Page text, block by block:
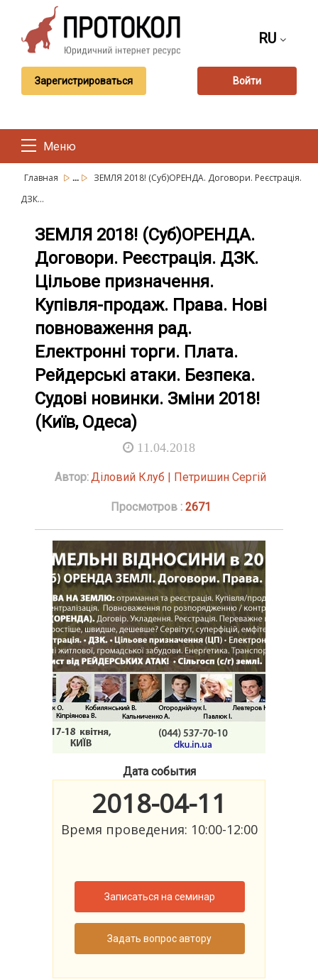
RU
Зарегистрироваться Войти
Меню
Главная ...
ЗЕМЛЯ 2018! (Суб)ОРЕНДА. Договори. Реєстрація.
ДЗК...
ЗЕМЛЯ 2018! (Суб)ОРЕНДА.
Договори. Реєстрація. ДЗК.
Цільове призначення.
Купівля-продаж. Права. Нові
повноваження рад.
Електронні торги. Плата.
Рейдерські атаки. Безпека.
Судові новинки. Зміни 2018!
(Київ, Одеса)
11.04.2018
Автор:Діловий Клуб | Петришин Сергій
Просмотров : 2671
Дата события
2018-04-11
Время проведения: 10:00-12:00
Записаться на семинар
Задать вопрос автору